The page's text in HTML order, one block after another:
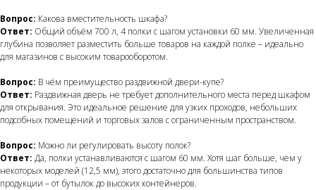
Вопрос: Какова вместительность шкафа?
Ответ: Общий объём 700 л, 4 полки с шагом установки 60 мм. Увеличенная
глубина позволяет разместить больше товаров на каждой полке – идеально
для магазинов с высоким товарооборотом.
Вопрос: В чём преимущество раздвижной двери-купе?
Ответ: Раздвижная дверь не требует дополнительного места перед шкафом
для открывания. Это идеальное решение для узких проходов, небольших
подсобных помещений и торговых залов с ограниченным пространством.
Вопрос: Можно ли регулировать высоту полок?
Ответ: Да, полки устанавливаются с шагом 60 мм. Хотя шаг больше, чем у
некоторых моделей (12,5 мм), этого достаточно для большинства типов
продукции – от бутылок до высоких контейнеров.